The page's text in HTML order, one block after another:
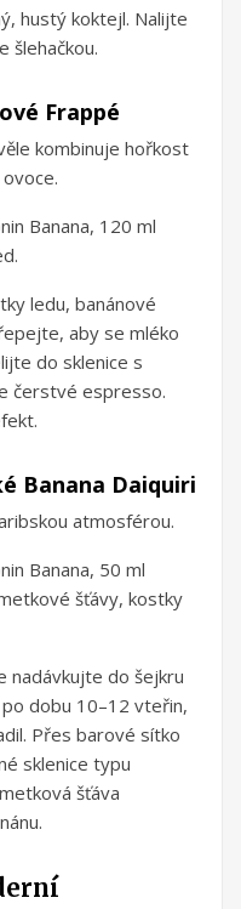
hustý koktejl. Nalijte
šlehačkou.
Frappé
kombinuje hořkost
Banana, 120 ml
ledu, banánové
aby se mléko
do sklenice s
čerstvé espresso.
Banana Daiquiri
atmosférou.
Banana, 50 ml
šťávy, kostky
nadávkujte do šejkru
dobu 10–12 vteřin,
Přes barové sítko
sklenice typu
šťáva